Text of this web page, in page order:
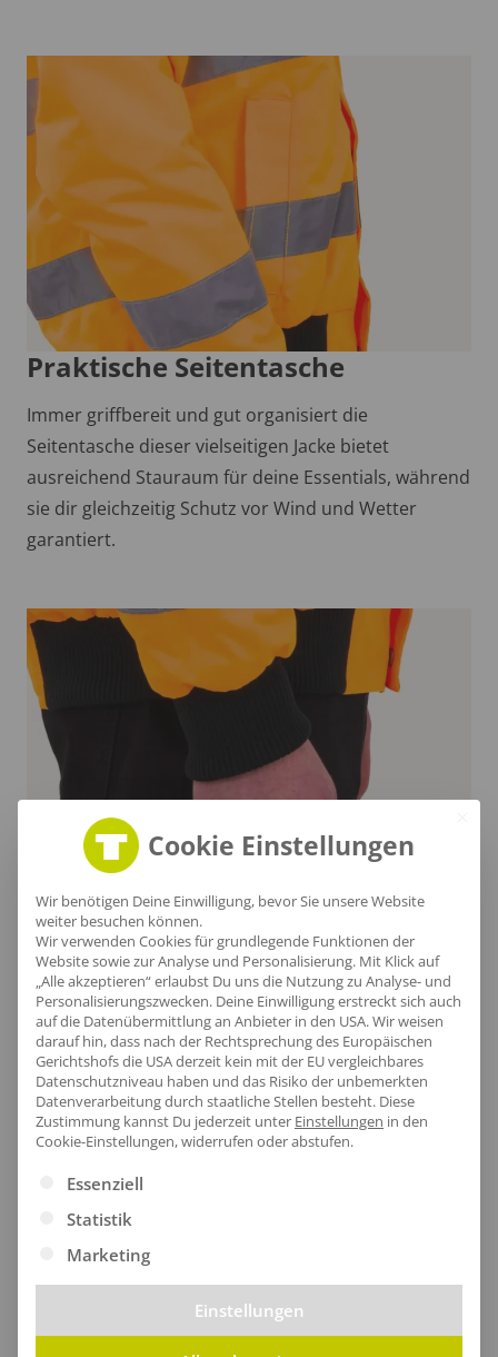
Praktische Seitentasche
Immer griffbereit und gut organisiert die
Seitentasche dieser vielseitigen Jacke bietet
ausreichend Stauraum für deine Essentials, während
sie dir gleichzeitig Schutz vor Wind und Wetter
garantiert.
Vielseitiger Ärmelabschluss
Der langarmige Ärmel bietet optimalen Schutz vor
Wind und Wetter, während die gerippten Bündchen
für einen sicheren und bequemen Sitz sorgen.
Cookie Einstellungen
Wir benötigen Deine Einwilligung, bevor Sie unsere Website
weiter besuchen können.
Wir verwenden Cookies für grundlegende Funktionen der
Website sowie zur Analyse und Personalisierung. Mit Klick auf
„Alle akzeptieren“ erlaubst Du uns die Nutzung zu Analyse- und
Personalisierungszwecken. Deine Einwilligung erstreckt sich auch
auf die Datenübermittlung an Anbieter in den USA. Wir weisen
darauf hin, dass nach der Rechtsprechung des Europäischen
Gerichtshofs die USA derzeit kein mit der EU vergleichbares
Datenschutzniveau haben und das Risiko der unbemerkten
Datenverarbeitung durch staatliche Stellen besteht. Diese
Zustimmung kannst Du jederzeit unter Einstellungen in den
Cookie-Einstellungen, widerrufen oder abstufen.
Es folgt eine Liste der Service-Gruppen, für die eine
Essenziell
Statistik
Marketing
Einstellungen